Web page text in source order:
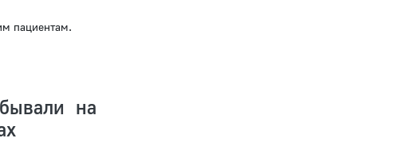
пациентам.
на